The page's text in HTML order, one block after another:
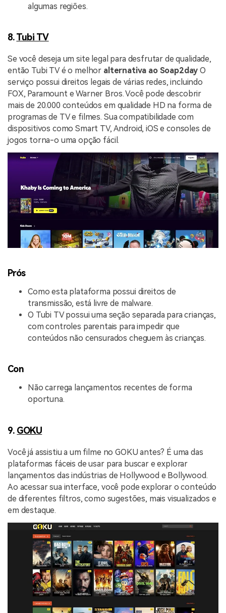
algumas regiões.
8.Tubi TV
Se você deseja um site legal para desfrutar de qualidade,
então Tubi TV é o melhor alternativa ao Soap2dayO
serviço possui direitos legais de várias redes, incluindo
FOX, Paramount e Warner Bros. Você pode descobrir
mais de 20.000 conteúdos em qualidade HD na forma de
programas de TV e filmes. Sua compatibilidade com
dispositivos como Smart TV, Android, iOS e consoles de
jogos torna-o uma opção fácil.
Prós
Como esta plataforma possui direitos de
transmissão, está livre de malware.
O Tubi TV possui uma seção separada para crianças,
com controles parentais para impedir que
conteúdos não censurados cheguem às crianças.
Con
Não carrega lançamentos recentes de forma
oportuna.
9. GOKU
Você já assistiu a um filme no GOKU antes? É uma das
plataformas fáceis de usar para buscar e explorar
lançamentos das indústrias de Hollywood e Bollywood.
Ao acessar sua interface, você pode explorar o conteúdo
de diferentes filtros, como sugestões, mais visualizados e
em destaque.